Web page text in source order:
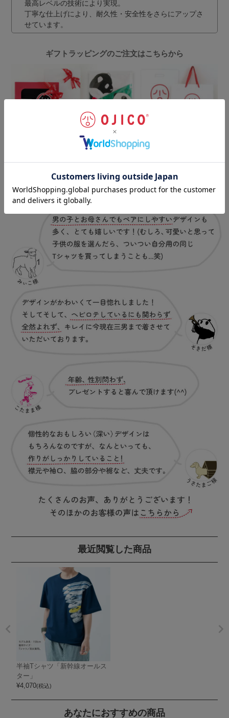
最高レベルの技術により実現。
丁寧な仕上げにより、耐久性・安全性をさらにアップさ
せています。
ギフトラッピングのご注文はこちらから
お客様の声（一部抜粋）
最近閲覧した商品
半袖Tシャツ「新幹線オールス
ター」
¥4,070(税込)
あなたにおすすめの商品